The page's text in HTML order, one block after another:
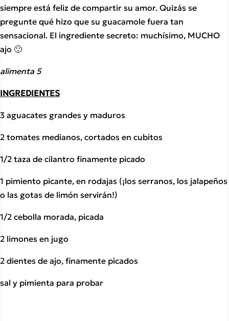
siempre está feliz de compartir su amor. Quizás se
pregunte qué hizo que su guacamole fuera tan
sensacional. El ingrediente secreto: muchísimo, MUCHO
ajo 🙂
alimenta 5
INGREDIENTES
3 aguacates grandes y maduros
2 tomates medianos, cortados en cubitos
1/2 taza de cilantro finamente picado
1 pimiento picante, en rodajas (¡los serranos, los jalapeños
o las gotas de limón servirán!)
1/2 cebolla morada, picada
2 limones en jugo
2 dientes de ajo, finamente picados
sal y pimienta para probar